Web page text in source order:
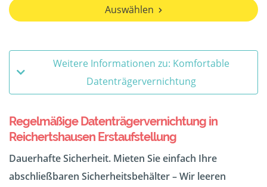
Auswählen
Weitere Informationen zu: Komfortable
Datenträgervernichtung
Regelmäßige Datenträgervernichtung in
Reichertshausen Erstaufstellung
Dauerhafte Sicherheit. Mieten Sie einfach Ihre
abschließbaren Sicherheitsbehälter – Wir leeren